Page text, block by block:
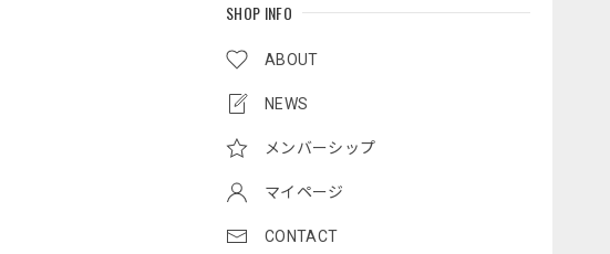
SHOP INFO
ABOUT
NEWS
メンバーシップ
マイページ
CONTACT